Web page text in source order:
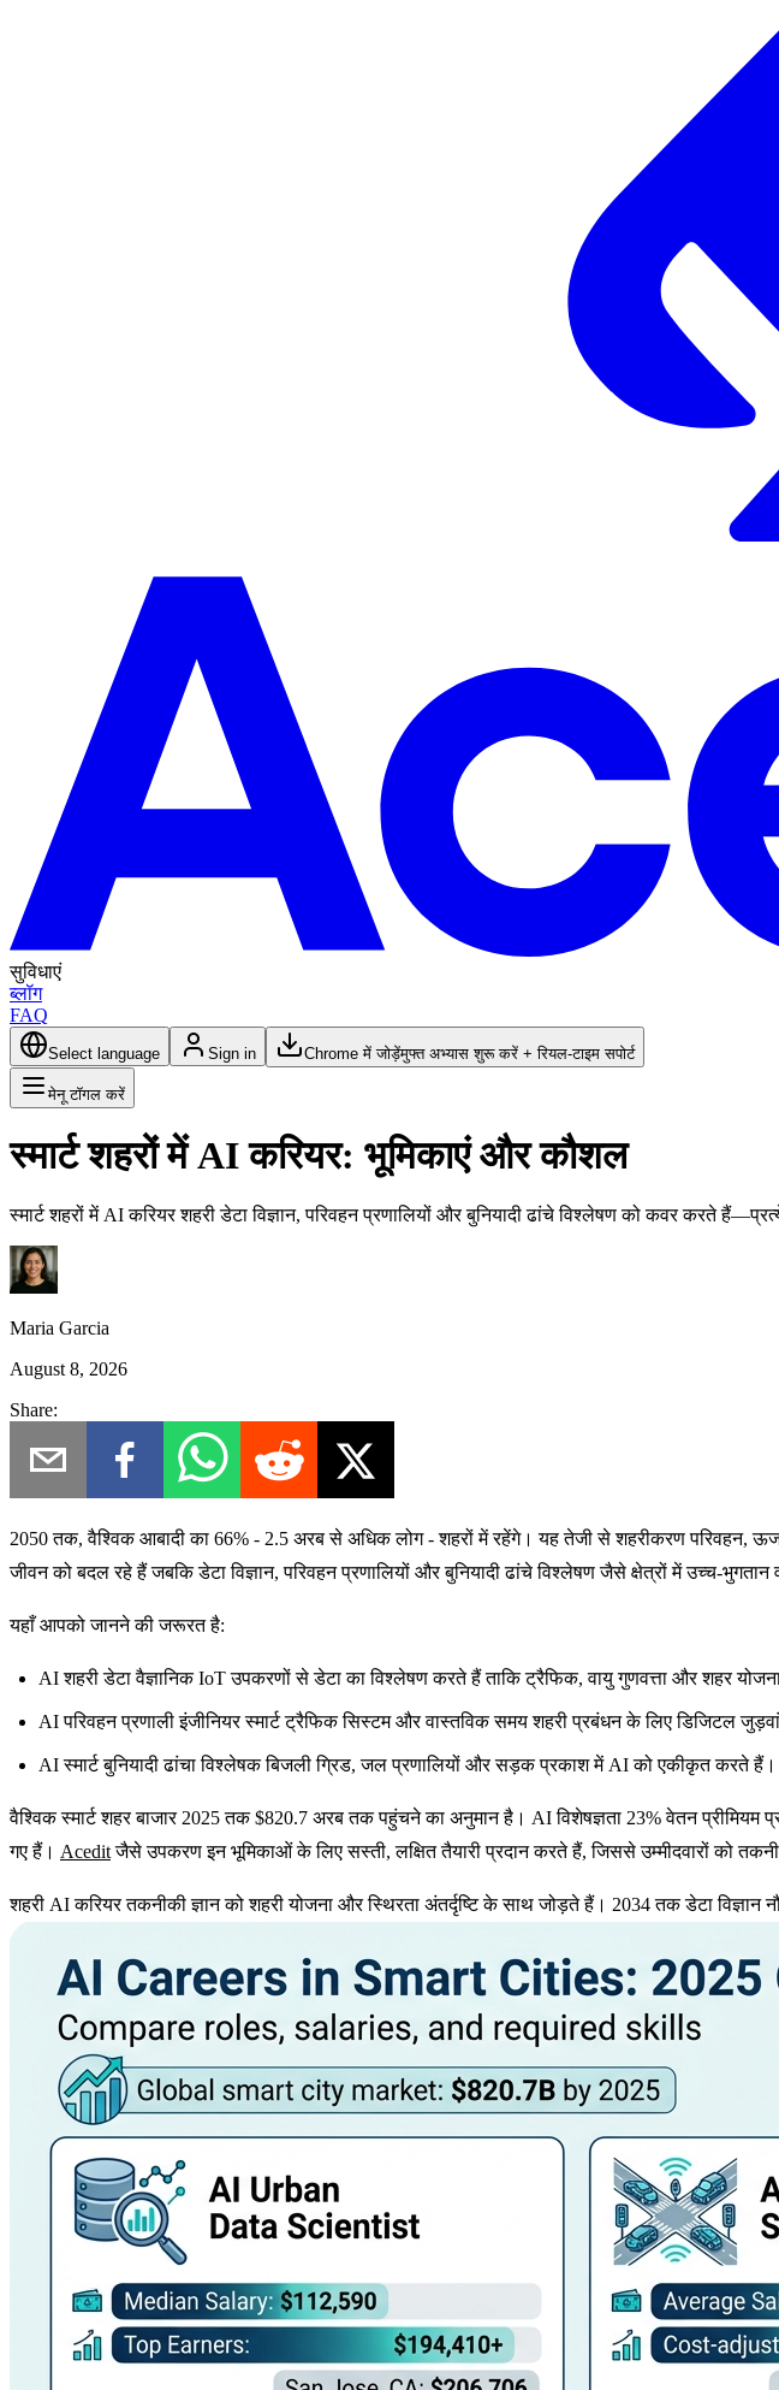
सुविधाएं
ब्लॉग
FAQ
Select language Sign in Chrome में जोड़ेंमुफ्त अभ्यास शुरू करें + रियल-टाइम सपोर्ट
मेनू टॉगल करें
स्मार्ट शहरों में AI करियर: भूमिकाएं और कौशल
स्मार्ट शहरों में AI करियर शहरी डेटा विज्ञान, परिवहन प्रणालियों और बुनियादी ढांचे विश्लेषण को कवर करते
Maria Garcia
August 8, 2026
Share:
2050 तक,वैश्विक आबादी का 66% - 2.5 अरब से अधिक लोग - शहरों में रहेंगे। यह तेजी से शहरीकरण परिवहन,
जीवन को बदल रहे हैं जबकि डेटा विज्ञान, परिवहन प्रणालियों और बुनियादी ढांचे विश्लेषण जैसे क्षेत्रों में उच्च-भुगतान
यहाँ आपको जानने की जरूरत है:
AI शहरी डेटा वैज्ञानिकIoT उपकरणों से डेटा का विश्लेषण करते हैं ताकि ट्रैफिक, वायु गुणवत्ता और शहर
AI परिवहन प्रणाली इंजीनियरस्मार्ट ट्रैफिक सिस्टम और वास्तविक समय शहरी प्रबंधन के लिए डिजिटल
AI स्मार्ट बुनियादी ढांचा विश्लेषकबिजली ग्रिड, जल प्रणालियों और सड़क प्रकाश में AI को एकीकृत करते
वैश्विक स्मार्ट शहर बाजार2025 तक $820.7 अरब तक पहुंचने का अनुमान है। AI विशेषज्ञता 23% वेतन प्रीमियम
गए हैं। Aceditजैसे उपकरण इन भूमिकाओं के लिए सस्ती, लक्षित तैयारी प्रदान करते हैं, जिससे उम्मीदवारों को
शहरी AI करियर तकनीकी ज्ञान को शहरी योजना और स्थिरता अंतर्दृष्टि के साथ जोड़ते हैं। 2034 तक डेटा विज्ञान